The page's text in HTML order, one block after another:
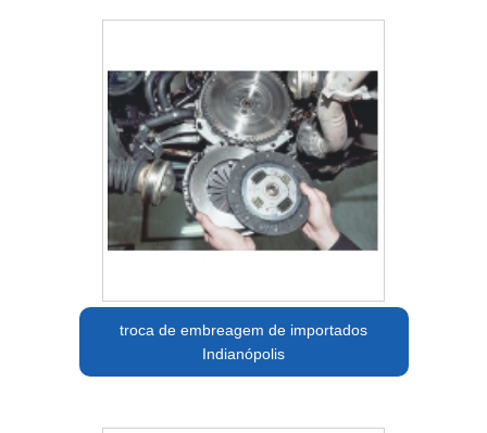
troca de embreagem de importados
Indianópolis